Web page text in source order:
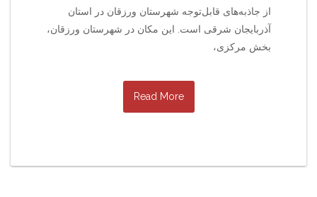
از جاذبه‌های قابل‌توجه شهرستان ورزقان در استان
آذربایجان شرقی است. این مکان در شهرستان ورزقان،
بخش مرکزی،
Read More